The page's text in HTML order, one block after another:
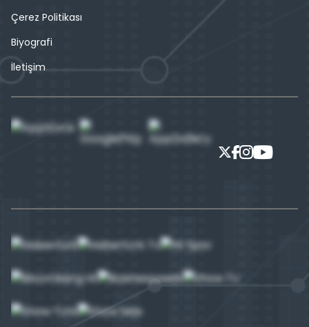
Çerez Politikası
Biyografi
İletişim